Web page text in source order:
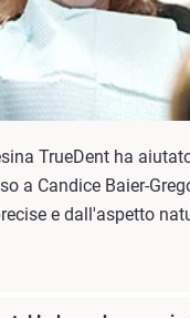
TrueDent ha
a Candice Baier-
e dall'aspetto